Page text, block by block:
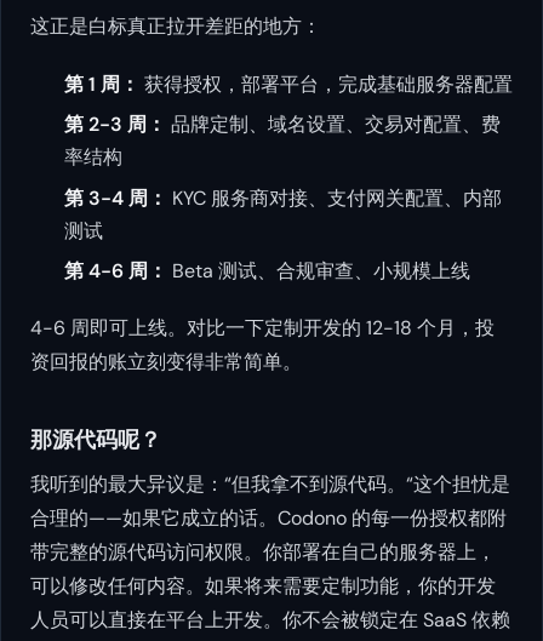
这正是白标真正拉开差距的地方：
第 1 周： 获得授权，部署平台，完成基础服务器配置
第 2-3 周： 品牌定制、域名设置、交易对配置、费
率结构
第 3-4 周： KYC 服务商对接、支付网关配置、内部
测试
第 4-6 周： Beta 测试、合规审查、小规模上线
4-6 周即可上线。对比一下定制开发的 12-18 个月，投
资回报的账立刻变得非常简单。
那源代码呢？
我听到的最大异议是：“但我拿不到源代码。“这个担忧是
合理的——如果它成立的话。Codono 的每一份授权都附
带完整的源代码访问权限。你部署在自己的服务器上，
可以修改任何内容。如果将来需要定制功能，你的开发
人员可以直接在平台上开发。你不会被锁定在 SaaS 依赖